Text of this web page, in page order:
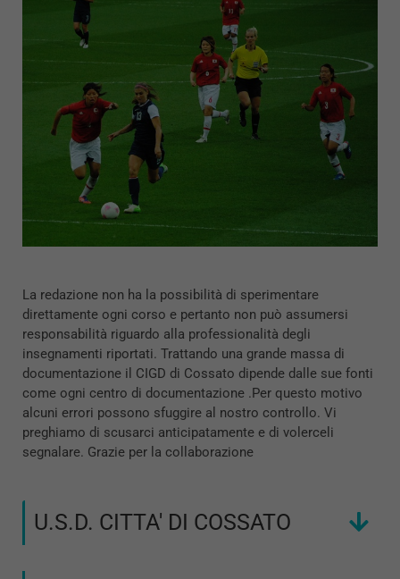
La redazione non ha la possibilità di sperimentare
direttamente ogni corso e pertanto non può assumersi
responsabilità riguardo alla professionalità degli
insegnamenti riportati. Trattando una grande massa di
documentazione il CIGD di Cossato dipende dalle sue fonti
come ogni centro di documentazione .Per questo motivo
alcuni errori possono sfuggire al nostro controllo. Vi
preghiamo di scusarci anticipatamente e di volerceli
segnalare. Grazie per la collaborazione
U.S.D. CITTA' DI COSSATO